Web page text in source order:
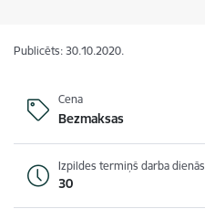
Publicēts: 30.10.2020.
Cena
Bezmaksas
Izpildes termiņš darba dienās
30